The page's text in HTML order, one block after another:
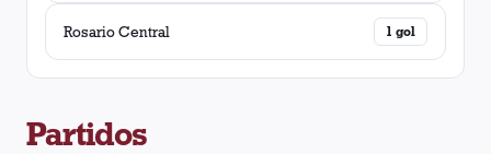
Rosario Central 1 gol
Partidos